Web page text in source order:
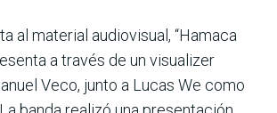
al material audiovisual, “Hamaca
a través de un visualizer
Veco, junto a Lucas We como